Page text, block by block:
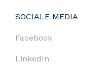
SOCIALE MEDIA
Facebook
LinkedIn